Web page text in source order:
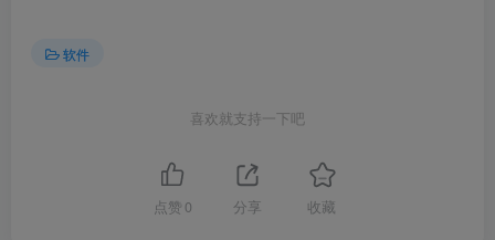
软件
喜欢就支持一下吧
点赞 0 分享 收藏